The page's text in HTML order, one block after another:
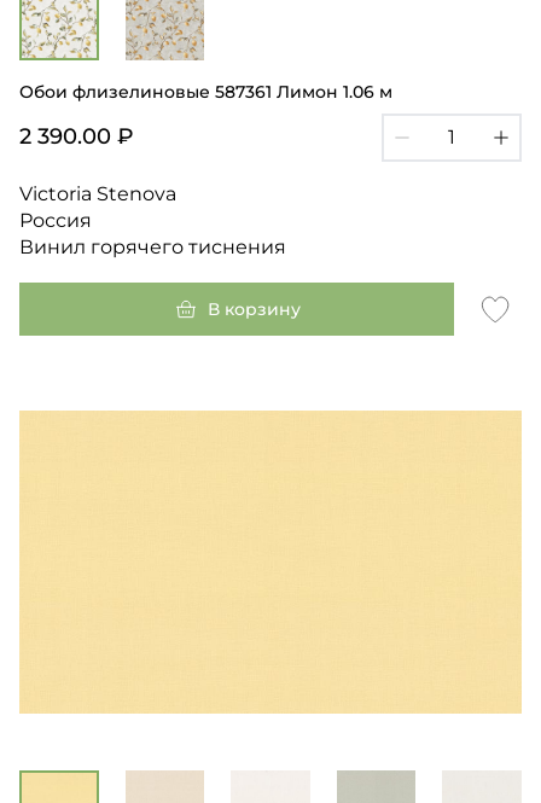
Обои флизелиновые 587361 Лимон 1.06 м
2 390.00 ₽
Victoria Stenova
Россия
Винил горячего тиснения
В корзину